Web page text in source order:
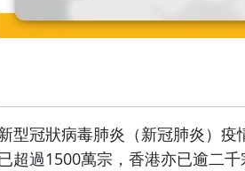
型冠狀病毒肺炎（新冠肺炎）
超過1500萬宗，香港亦已逾二